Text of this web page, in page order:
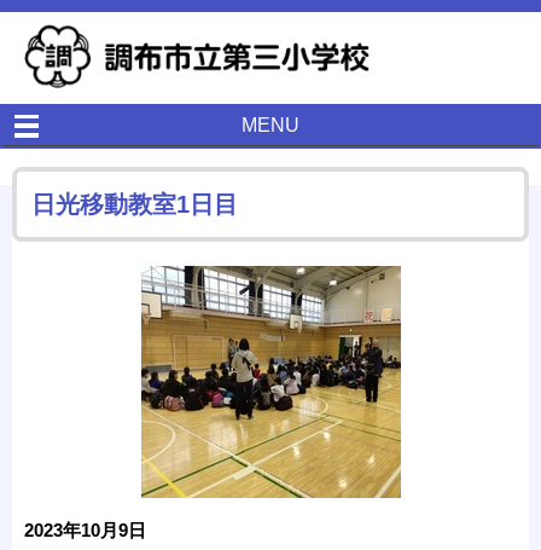
MENU
日光移動教室1日目
2023年10月9日